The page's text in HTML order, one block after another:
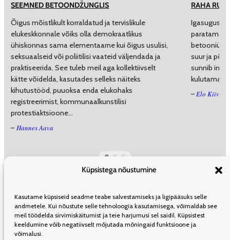
Küpsistega nõustumine
Kasutame küpsiseid seadme teabe salvestamiseks ja ligipääsuks selle
andmetele. Kui nõustute selle tehnoloogia kasutamisega, võimaldab see
meil töödelda sirvimiskäitumist ja teie harjumusi sel saidil. Küpsistest
keeldumine võib negatiivselt mõjutada mõningaid funktsioone ja
võimalusi.
SEEMNED BETOONDŽUNGLIS
Õigus mõistlikult korraldatud ja tervislikule
elukeskkonnale võiks olla demokraatlikus
ühiskonnas sama elementaarne kui õigus usulisi,
seksuaalseid või poliitilisi vaateid väljendada ja
praktiseerida. See tuleb meil aga kollektiivselt
kätte võidelda, kasutades selleks näiteks
kihutustööd, puuoksa enda elukohaks
registreerimist, kommunaalkunstilisi
protestiaktsioone…
– Hannes Aava
RAHA
suur ja
sunnib
kulutama
– Elo Kiivet
ÜLDINFOTOIMETUSKAASAUTORLUSESTREKLAAMLEVI
TELLIMINEKASUTUSTINGIMUSED